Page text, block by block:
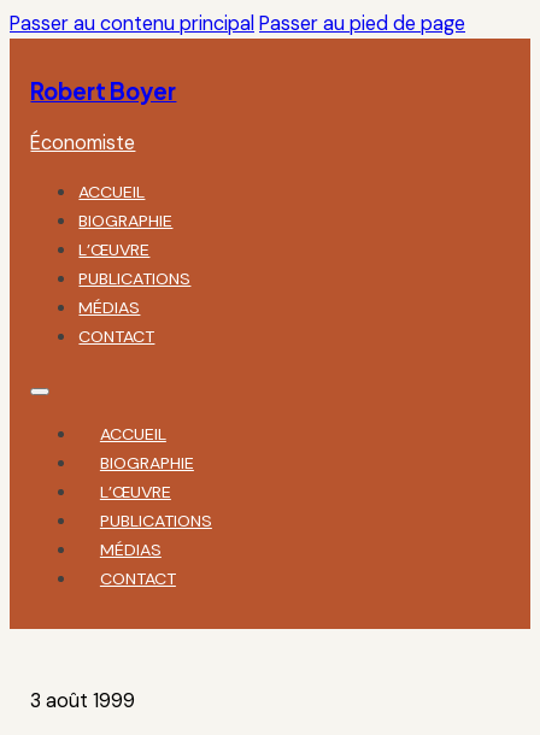
Passer au contenu principal Passer au pied de page
Robert Boyer
Économiste
ACCUEIL
BIOGRAPHIE
L’ŒUVRE
PUBLICATIONS
MÉDIAS
CONTACT
ACCUEIL
BIOGRAPHIE
L’ŒUVRE
PUBLICATIONS
MÉDIAS
CONTACT
3 août 1999